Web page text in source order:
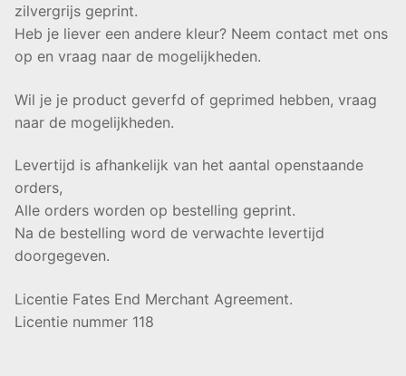
zilvergrijs geprint.
Heb je liever een andere kleur? Neem contact met ons
op en vraag naar de mogelijkheden.
Wil je je product geverfd of geprimed hebben, vraag
naar de mogelijkheden.
Levertijd is afhankelijk van het aantal openstaande
orders,
Alle orders worden op bestelling geprint.
Na de bestelling word de verwachte levertijd
doorgegeven.
Licentie Fates End Merchant Agreement.
Licentie nummer 118